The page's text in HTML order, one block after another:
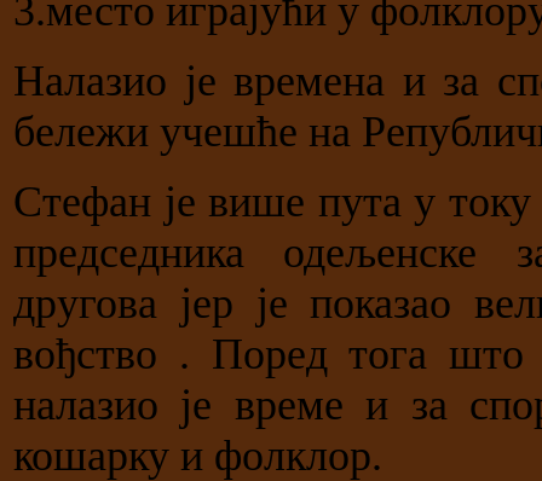
3.место играјући у
Налазио је времена и за
бележи учешће на
Стефан је више пута у
председника одељенске
другова јер је показао
вођство . Поред тога што
налазио је време и за
кошарку и фолклор.